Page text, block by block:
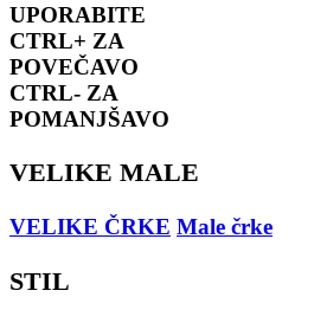
UPORABITE
CTRL+ ZA
POVEČAVO
CTRL- ZA
POMANJŠAVO
VELIKE MALE
VELIKE ČRKE Male črke
STIL